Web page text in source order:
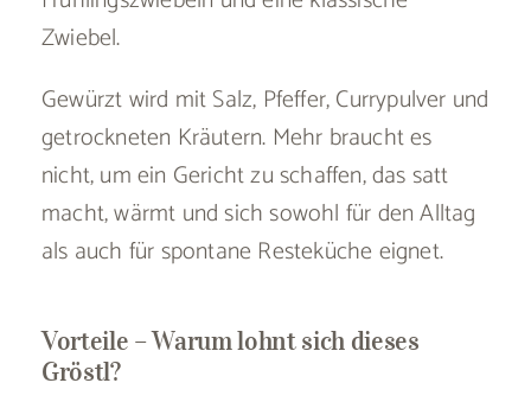
Zwiebel.
Gewürzt wird mit Salz, Pfeffer, Currypulver und
getrockneten Kräutern. Mehr braucht es
nicht, um ein Gericht zu schaffen, das satt
macht, wärmt und sich sowohl für den Alltag
als auch für spontane Resteküche eignet.
Vorteile – Warum lohnt sich dieses
Gröstl?